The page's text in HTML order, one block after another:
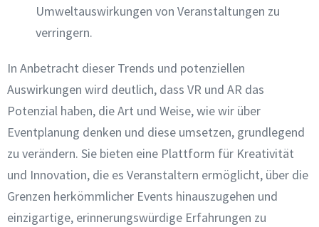
Umweltauswirkungen von Veranstaltungen zu
verringern.
In Anbetracht dieser Trends und potenziellen
Auswirkungen wird deutlich, dass VR und AR das
Potenzial haben, die Art und Weise, wie wir über
Eventplanung denken und diese umsetzen, grundlegend
zu verändern. Sie bieten eine Plattform für Kreativität
und Innovation, die es Veranstaltern ermöglicht, über die
Grenzen herkömmlicher Events hinauszugehen und
einzigartige, erinnerungswürdige Erfahrungen zu